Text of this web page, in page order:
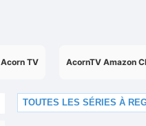
Acorn TV AcornTV Amazon
TOUTES LES SÉRIES À